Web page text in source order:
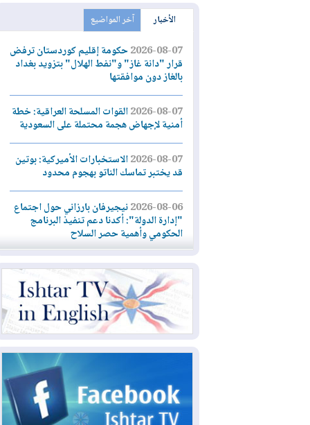
الأخبار آخر المواضيع
2026-08-07حكومة إقليم كوردستان ترفض
قرار "دانة غاز" و"نفط الهلال" بتزويد بغداد
بالغاز دون موافقتها
2026-08-07القوات المسلحة العراقية: خطة
أمنية لإجهاض هجمة محتملة على السعودية
2026-08-07الاستخبارات الأميركية: بوتين
قد يختبر تماسك الناتو بهجوم محدود
2026-08-06نيجيرفان بارزاني حول اجتماع
"إدارة الدولة": أكدنا دعم تنفيذ البرنامج
الحكومي وأهمية حصر السلاح
2026-08-06ائتلاف ادارة الدولة: من
يقومون بسلوك يهدد امن البلاد خارجون عن
القانون يجب محاربتهم
2026-08-06بعد هجومين قرب باب المندب..
الأحمر
2026-08-06مئات القاصرين بلا مأوى.. أزمة
سبتة تتصاعد وتضغط على مدريد